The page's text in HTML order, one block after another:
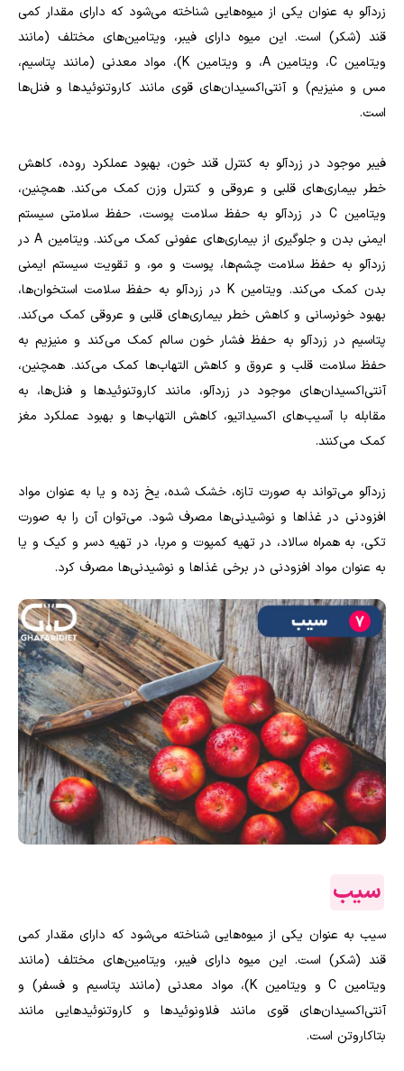
زردآلو به عنوان یکی از میوه‌هایی شناخته می‌شود که دارای مقدار کمی
قند (شکر) است. این میوه دارای فیبر، ویتامین‌های مختلف (مانند
ویتامین C، ویتامین A، و ویتامین K)، مواد معدنی (مانند پتاسیم،
مس و منیزیم) و آنتی‌اکسیدان‌های قوی مانند کاروتنوئیدها و فنل‌ها
است.
فیبر موجود در زردآلو به کنترل قند خون، بهبود عملکرد روده، کاهش
خطر بیماری‌های قلبی و عروقی و کنترل وزن کمک می‌کند. همچنین،
ویتامین C در زردآلو به حفظ سلامت پوست، حفظ سلامتی سیستم
ایمنی بدن و جلوگیری از بیماری‌های عفونی کمک می‌کند. ویتامین A در
زردآلو به حفظ سلامت چشم‌ها، پوست و مو، و تقویت سیستم ایمنی
بدن کمک می‌کند. ویتامین K در زردآلو به حفظ سلامت استخوان‌ها،
بهبود خونرسانی و کاهش خطر بیماری‌های قلبی و عروقی کمک می‌کند.
پتاسیم در زردآلو به حفظ فشار خون سالم کمک می‌کند و منیزیم به
حفظ سلامت قلب و عروق و کاهش التهاب‌ها کمک می‌کند. همچنین،
آنتی‌اکسیدان‌های موجود در زردآلو، مانند کاروتنوئیدها و فنل‌ها، به
مقابله با آسیب‌های اکسیداتیو، کاهش التهاب‌ها و بهبود عملکرد مغز
کمک می‌کنند.
زردآلو می‌تواند به صورت تازه، خشک شده، یخ زده و یا به عنوان مواد
افزودنی در غذاها و نوشیدنی‌ها مصرف شود. می‌توان آن را به صورت
تکی، به همراه سالاد، در تهیه کمپوت و مربا، در تهیه دسر و کیک و یا
به عنوان مواد افزودنی در برخی غذاها و نوشیدنی‌ها مصرف کرد.
سیب
سیب به عنوان یکی از میوه‌هایی شناخته می‌شود که دارای مقدار کمی
قند (شکر) است. این میوه دارای فیبر، ویتامین‌های مختلف (مانند
ویتامین C و ویتامین K)، مواد معدنی (مانند پتاسیم و فسفر) و
آنتی‌اکسیدان‌های قوی مانند فلاونوئیدها و کاروتنوئیدهایی مانند
بتاکاروتن است.